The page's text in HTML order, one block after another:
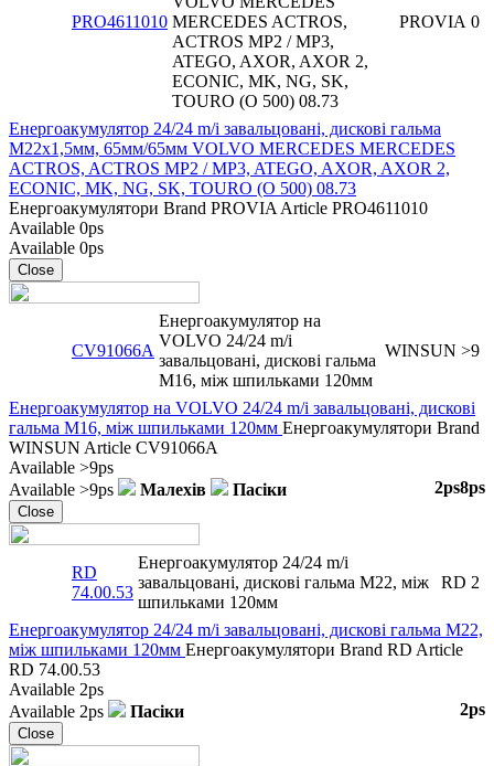
PRO4611010 MERCEDES ACTROS,
ACTROS MP2 / MP3,
ATEGO, AXOR, AXOR 2,
ECONIC, MK, NG, SK,
TOURO (O 500) 08.73
PROVIA 0
Енергоакумулятор 24/24 m/i завальцовані, дискові гальма
M22x1,5мм, 65мм/65мм VOLVO MERCEDES MERCEDES
ACTROS, ACTROS MP2 / MP3, ATEGO, AXOR, AXOR 2,
ECONIC, MK, NG, SK, TOURO (O 500) 08.73
Енергоакумулятори Brand PROVIA Article PRO4611010
Available 0ps
Available 0ps
Close
CV91066A
Енергоакумулятор на
VOLVO 24/24 m/i
завальцовані, дискові гальма
M16, між шпильками 120мм
WINSUN >9
Енергоакумулятор на VOLVO 24/24 m/i завальцовані, дискові
гальма M16, між шпильками 120мм Енергоакумулятори Brand
WINSUN Article CV91066A
Available >9ps
Available >9ps Малехів 8ps
Пасіки 2ps
Close
RD
74.00.53
Енергоакумулятор 24/24 m/i
завальцовані, дискові гальма M22, між
шпильками 120мм
RD 2
Енергоакумулятор 24/24 m/i завальцовані, дискові гальма M22,
між шпильками 120мм Енергоакумулятори Brand RD Article
RD 74.00.53
Available 2ps
Available 2ps Пасіки 2ps
Close